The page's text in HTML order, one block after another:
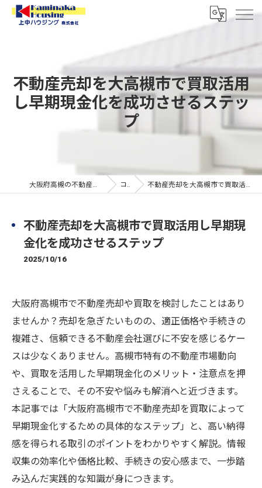
不動産売却を大高槻市で買取活用
し早期現金化を成功させるステッ
プ
大阪府高槻の不動産なら上中ハウジング株式会社 コラム 不動産売却を大高槻市で買取活用し早期現金化を成功させるステップ
不動産売却を大高槻市で買取活用し早期現
金化を成功させるステップ
2025/10/16
大阪府高槻市で不動産売却や買取を検討したことはあり
ませんか？売却を急ぎたいものの、適正価格や手続きの
複雑さ、信頼できる不動産会社選びに不安を感じるケー
スは少なくありません。高槻市特有の不動産市場動向
や、買取を活用した早期現金化のメリット・注意点を押
さえることで、その不安や悩みも解消へと近づきます。
本記事では「大阪府高槻市で不動産売却を買取によって
早期現金化するための具体的なステップ」と、高い納得
感を得られる取引のポイントをわかりやすく解説。情報
収集の効率化や価格比較、手続きの安心感まで、一歩踏
み込んだ実践的な知識が身につきます。